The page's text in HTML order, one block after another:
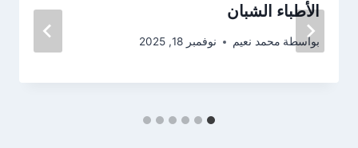
الأطباء الشبان
بواسطة محمد نعيم نوفمبر 18, 2025